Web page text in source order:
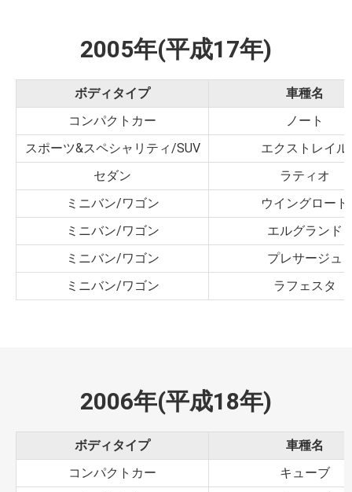
2005年(平成17年)
ボディタイプ
車種名
コンパクトカー
ノート
スポーツ&スペシャリティ/SUV
エクストレイル
セダン
ラティオ
ミニバン/ワゴン
ウイングロード
ミニバン/ワゴン
エルグランド
ミニバン/ワゴン
プレサージュ
ミニバン/ワゴン
ラフェスタ
2006年(平成18年)
ボディタイプ
車種名
コンパクトカー
キューブ